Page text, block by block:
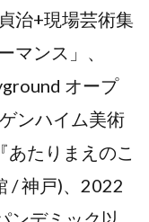
治+現場芸術集
マンス」、
オープ
ンハイム美術
あたりまえのこ
/ 神戸)、2022